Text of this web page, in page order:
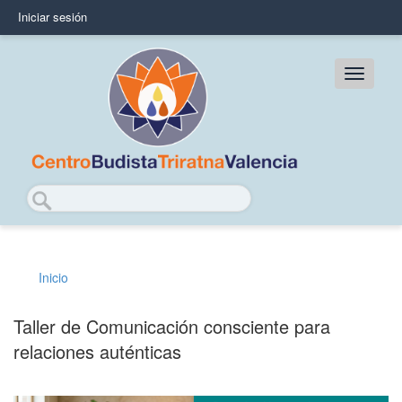
principal
User
Iniciar sesión
Main
Buscar
enlaces
de
ayuda
Inicio
Taller de Comunicación consciente para
relaciones auténticas